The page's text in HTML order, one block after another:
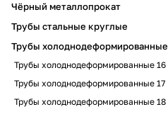
Чёрный металлопрокат
Трубы стальные круглые
Трубы холоднодеформированные
Трубы холоднодеформированные 16
Трубы холоднодеформированные 17
Трубы холоднодеформированные 18